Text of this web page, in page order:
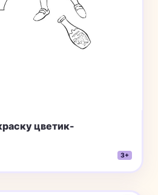
цветик-
3+